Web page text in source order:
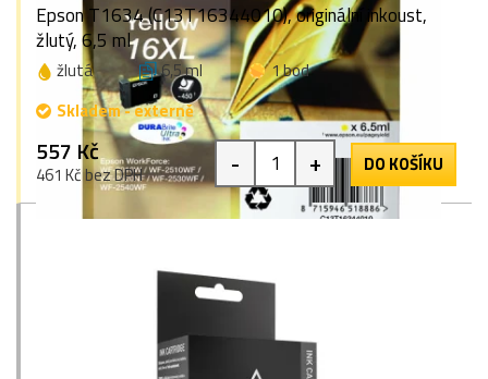
Epson T1634 (C13T16344010), originální inkoust,
žlutý, 6,5 ml
žlutá 6,5 ml
1 bod
Skladem - externě
557 Kč
461 Kč bez DPH - + DO KOŠÍKU